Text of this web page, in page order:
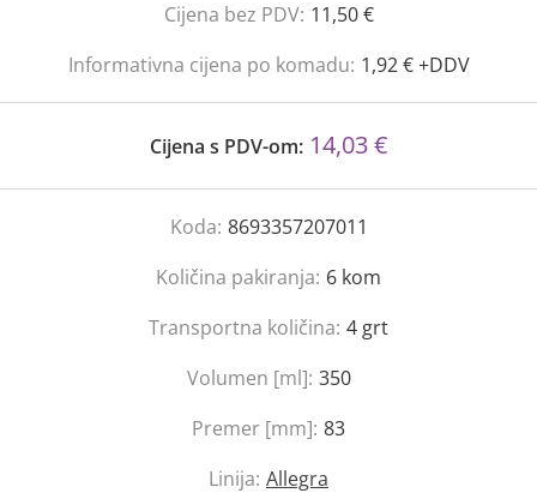
Cijena bez PDV: 11,50 €
Informativna cijena po komadu: 1,92 € +DDV
Cijena s PDV-om: 14,03 €
Koda: 8693357207011
Količina pakiranja: 6 kom
Transportna količina: 4 grt
Volumen [ml]: 350
Premer [mm]: 83
Linija: Allegra